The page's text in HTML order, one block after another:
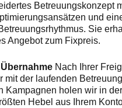
Betreuungskonzept
und
Sie
Angebot zum Fixpreis.
Nach Ihrer
mit der laufenden
Kampagnen holen wir in
Hebel aus Ihrem